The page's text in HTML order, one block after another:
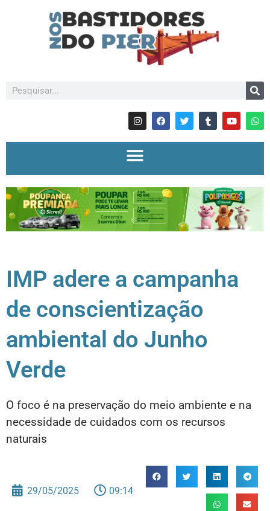
IMP adere a campanha
de conscientização
ambiental do Junho
Verde
O foco é na preservação do meio ambiente e na
necessidade de cuidados com os recursos
naturais
29/05/2025 09:14